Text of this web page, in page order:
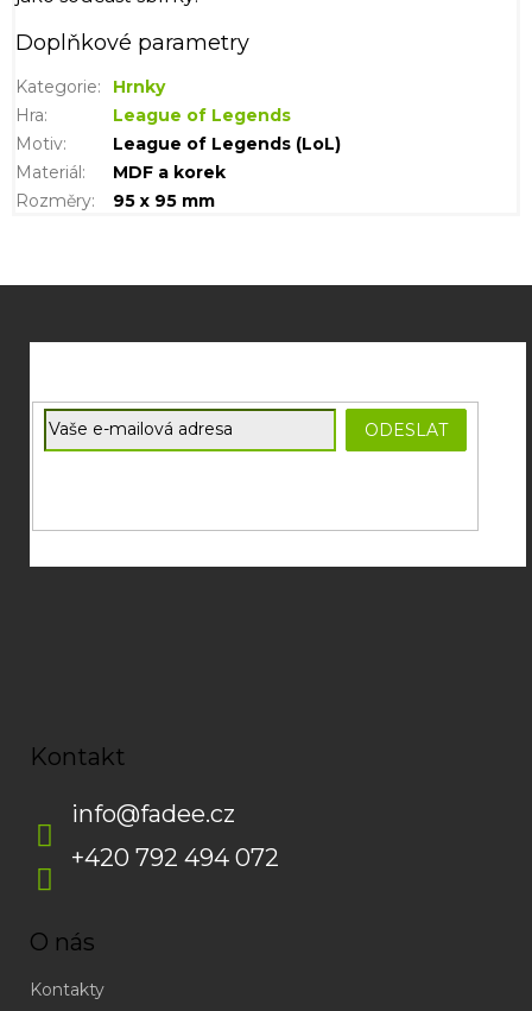
Doplňkové parametry
Kategorie:
Hrnky
Hra:
League of Legends
Motiv:
League of Legends (LoL)
Materiál:
MDF a korek
Rozměry: 95 x 95 mm
E-mail
ODESLAT
Kontakt
info@fadee.cz
+420 792 494 072
O nás
Kontakty